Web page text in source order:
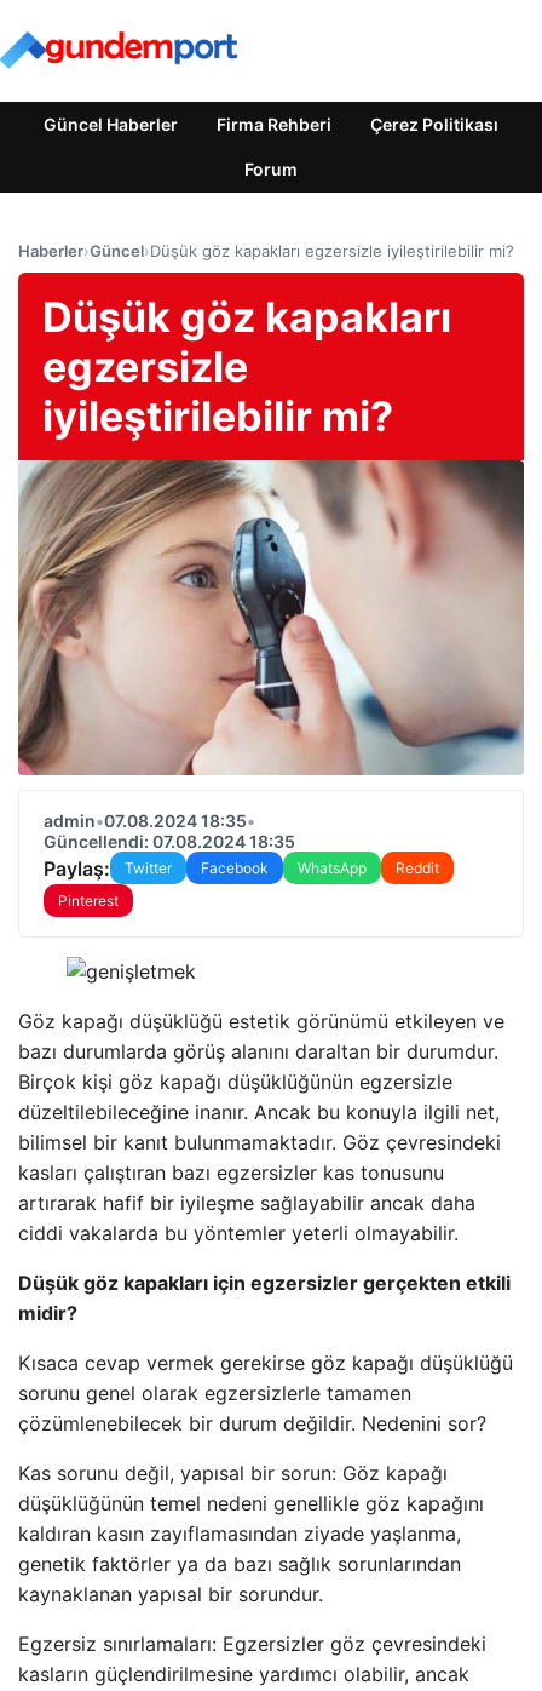
Güncel Haberler Firma Rehberi Çerez Politikası
Forum
Haberler›Güncel›Düşük göz kapakları egzersizle iyileştirilebilir mi?
Düşük göz kapakları
egzersizle
iyileştirilebilir mi?
admin•07.08.2024 18:35•
Güncellendi: 07.08.2024 18:35
Paylaş: Twitter Facebook WhatsApp
Reddit
Pinterest
Göz kapağı düşüklüğü estetik görünümü etkileyen ve
bazı durumlarda görüş alanını daraltan bir durumdur.
Birçok kişi göz kapağı düşüklüğünün egzersizle
düzeltilebileceğine inanır. Ancak bu konuyla ilgili net,
bilimsel bir kanıt bulunmamaktadır. Göz çevresindeki
kasları çalıştıran bazı egzersizler kas tonusunu
artırarak hafif bir iyileşme sağlayabilir ancak daha
ciddi vakalarda bu yöntemler yeterli olmayabilir.
Düşük göz kapakları için egzersizler gerçekten etkili
midir?
Kısaca cevap vermek gerekirse göz kapağı düşüklüğü
sorunu genel olarak egzersizlerle tamamen
çözümlenebilecek bir durum değildir. Nedenini sor?
Kas sorunu değil, yapısal bir sorun: Göz kapağı
düşüklüğünün temel nedeni genellikle göz kapağını
kaldıran kasın zayıflamasından ziyade yaşlanma,
genetik faktörler ya da bazı sağlık sorunlarından
kaynaklanan yapısal bir sorundur.
Egzersiz sınırlamaları: Egzersizler göz çevresindeki
kasların güçlendirilmesine yardımcı olabilir, ancak